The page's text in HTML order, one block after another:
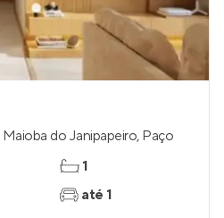
Maioba do Janipapeiro, Paço
1
até 1